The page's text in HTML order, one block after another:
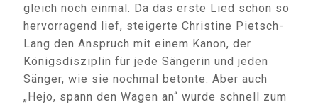
gleich noch einmal. Da das erste Lied schon so
hervorragend lief, steigerte Christine Pietsch-
Lang den Anspruch mit einem Kanon, der
Königsdisziplin für jede Sängerin und jeden
Sänger, wie sie nochmal betonte. Aber auch
„Hejo, spann den Wagen an“ wurde schnell zum